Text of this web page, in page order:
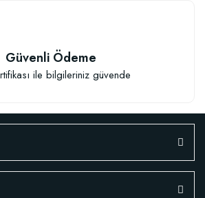
Güvenli Ödeme
ile bilgileriniz güvende